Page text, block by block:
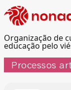
Organização de
educação pelo
Processos